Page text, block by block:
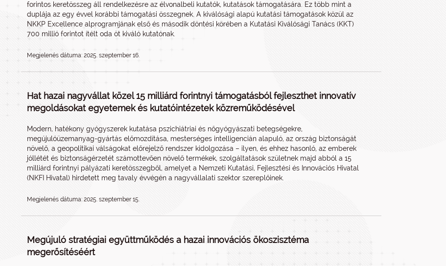
forintos keretösszeg áll rendelkezésre az élvonalbeli kutatók, kutatások támogatására. Ez több mint a
duplája az egy évvel korábbi támogatási összegnek. A kiválósági alapú kutatási támogatások közül az
NKKP Excellence alprogramjának első és második döntési körében a Kutatási Kiválósági Tanács (KKT)
700 millió forintot ítélt oda öt kiváló kutatónak.
Megjelenés dátuma: 2025. szeptember 16.
Hat hazai nagyvállat közel 15 milliárd forintnyi támogatásból fejleszthet innovatív
megoldásokat egyetemek és kutatóintézetek közreműködésével
Modern, hatékony gyógyszerek kutatása pszichiátriai és nőgyógyászati betegségekre,
megújulóüzemanyag-gyártás előmozdítása, mesterséges intelligencián alapuló, az ország biztonságát
növelő, a geopolitikai válságokat előrejelző rendszer kidolgozása – ilyen, és ehhez hasonló, az emberek
jóllétét és biztonságérzetét számottevően növelő termékek, szolgáltatások születnek majd abból a 15
milliárd forintnyi pályázati keretösszegből, amelyet a Nemzeti Kutatási, Fejlesztési és Innovációs Hivatal
(NKFI Hivatal) hirdetett meg tavaly évvégén a nagyvállalati szektor szereplőinek.
Megjelenés dátuma: 2025. szeptember 15.
Megújuló stratégiai együttműködés a hazai innovációs ökoszisztéma
megerősítéséért